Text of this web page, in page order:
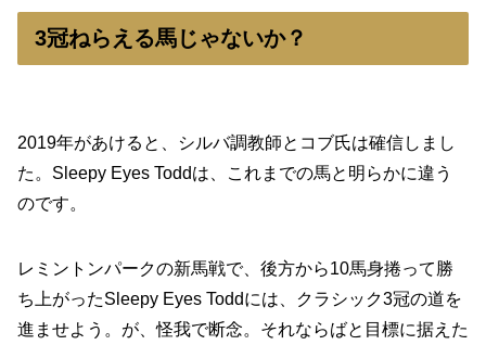
3冠ねらえる馬じゃないか？
2019年があけると、シルバ調教師とコブ氏は確信しまし
た。Sleepy Eyes Toddは、これまでの馬と明らかに違う
のです。
レミントンパークの新馬戦で、後方から10馬身捲って勝
ち上がったSleepy Eyes Toddには、クラシック3冠の道を
進ませよう。が、怪我で断念。それならばと目標に据えた